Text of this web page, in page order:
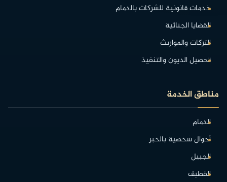
خدمات قانونية للشركات بالدمام
القضايا الجنائية
التركات والمواريث
تحصيل الديون والتنفيذ
مناطق الخدمة
الدمام
أحوال شخصية بالخبر
الجبيل
القطيف